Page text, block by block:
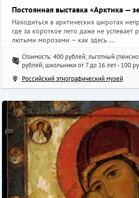
Постоянная выставка «Арктика —
Находиться в арктических широтах
где за короткое лето даже не успевает
лютыми морозами — как здесь ...
Стоимость: 400 рублей; льготный
рублей; школьники от 7 до 16 лет - 100
Российский этнографический музей